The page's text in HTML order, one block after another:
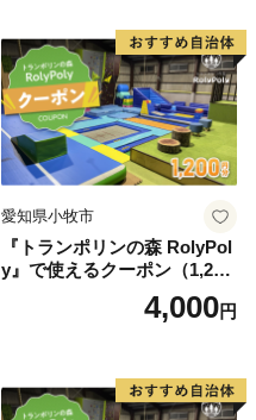
愛知県小牧市
『トランポリンの森 RolyPol
y』で使えるクーポン（1,200
4,000円